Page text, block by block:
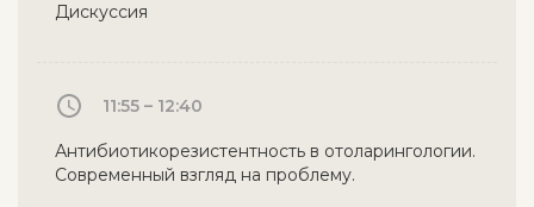
Дискуссия
11:55 – 12:40
Антибиотикорезистентность в отоларингологии.
Современный взгляд на проблему.